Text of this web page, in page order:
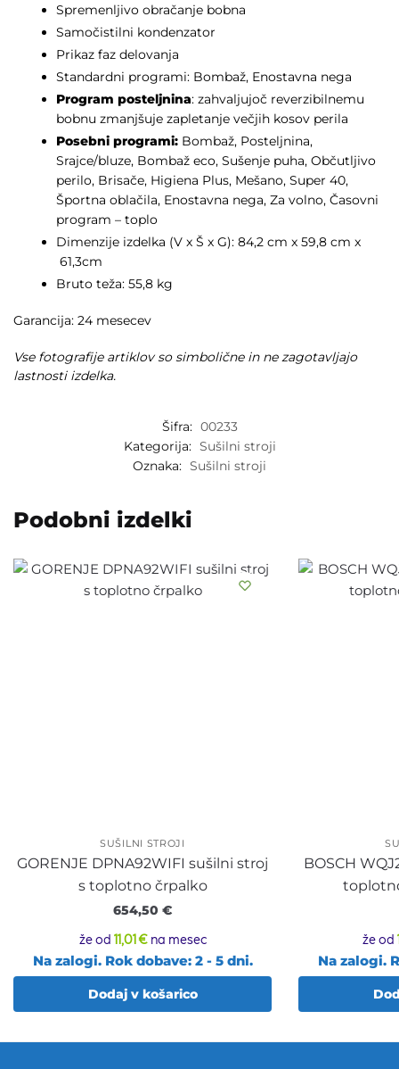
Spremenljivo obračanje bobna
Samočistilni kondenzator
Prikaz faz delovanja
Standardni programi: Bombaž, Enostavna nega
Program posteljnina: zahvaljujoč reverzibilnemu
bobnu zmanjšuje zapletanje večjih kosov perila
Posebni programi: Bombaž, Posteljnina,
Srajce/bluze, Bombaž eco, Sušenje puha, Občutljivo
perilo, Brisače, Higiena Plus, Mešano, Super 40,
Športna oblačila, Enostavna nega, Za volno, Časovni
program – toplo
Dimenzije izdelka (V x Š x G): 84,2 cm x 59,8 cm x
61,3cm
Bruto teža: 55,8 kg
Garancija: 24 mesecev
Vse fotografije artiklov so simbolične in ne zagotavljajo
lastnosti izdelka.
Šifra: 00233
Kategorija: Sušilni stroji
Oznaka: Sušilni stroji
Podobni izdelki
SUŠILNI STROJI
GORENJE DPNA92WIFI sušilni stroj
s toplotno črpalko
654,50 €
že od 11,01 €na mesec
Na zalogi. Rok dobave: 2 - 5 dni.
Dodaj v košarico
BOSCH
že od
Na zalogi.